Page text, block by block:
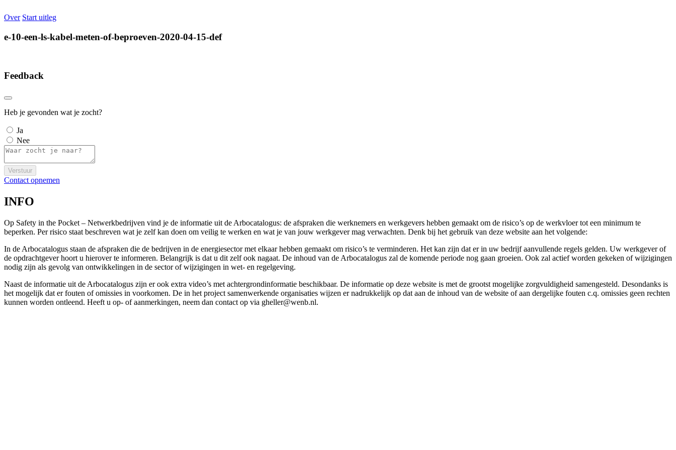
Over Start uitleg
e-10-een-ls-kabel-meten-of-beproeven-2020-04-15-def
Feedback
Heb je gevonden wat je zocht?
Ja
Nee
Verstuur
Contact opnemen
INFO
Op Safety in the Pocket – Netwerkbedrijven vind je de informatie uit de Arbocatalogus: de afspraken die werknemers en werkgevers hebben gemaakt om de risico’s op de werkvloer tot een minimum te
beperken. Per risico staat beschreven wat je zelf kan doen om veilig te werken en wat je van jouw werkgever mag verwachten. Denk bij het gebruik van deze website aan het volgende:
In de Arbocatalogus staan de afspraken die de bedrijven in de energiesector met elkaar hebben gemaakt om risico’s te verminderen. Het kan zijn dat er in uw bedrijf aanvullende regels gelden. Uw werkgever of
de opdrachtgever hoort u hierover te informeren. Belangrijk is dat u dit zelf ook nagaat. De inhoud van de Arbocatalogus zal de komende periode nog gaan groeien. Ook zal actief worden gekeken of wijzigingen
nodig zijn als gevolg van ontwikkelingen in de sector of wijzigingen in wet- en regelgeving.
Naast de informatie uit de Arbocatalogus zijn er ook extra video’s met achtergrondinformatie beschikbaar. De informatie op deze website is met de grootst mogelijke zorgvuldigheid samengesteld. Desondanks is
het mogelijk dat er fouten of omissies in voorkomen. De in het project samenwerkende organisaties wijzen er nadrukkelijk op dat aan de inhoud van de website of aan dergelijke fouten c.q. omissies geen rechten
kunnen worden ontleend. Heeft u op- of aanmerkingen, neem dan contact op via gheller@wenb.nl.